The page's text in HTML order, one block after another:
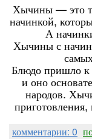
Хычины — это
начинкой,
А
Хычины с
Блюдо пришло к
и оно
народов.
комментарии: 0